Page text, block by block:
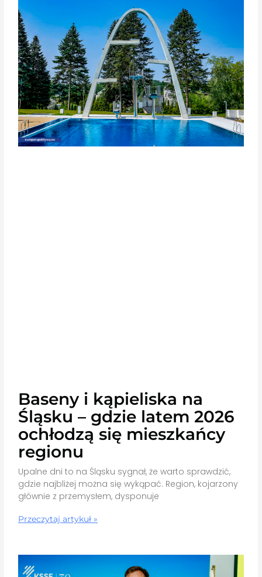
Baseny i kąpieliska na
Śląsku – gdzie latem 2026
ochłodzą się mieszkańcy
regionu
Upalne dni to na Śląsku sygnał, że warto sprawdzić,
gdzie najbliżej można się wykąpać. Region, kojarzony
głównie z przemysłem, dysponuje
Przeczytaj artykuł »